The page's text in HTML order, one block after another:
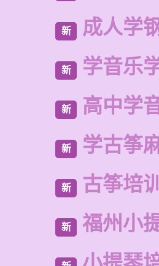
新 成人学
新 学音乐
新 高中学
新 学古筝
新 古筝培
新 福州小